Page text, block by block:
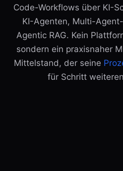
Code-Workflows über KI-
KI-Agenten, Multi-
Agentic RAG. Kein
sondern ein praxisnaher
Mittelstand, der seine
für Schritt